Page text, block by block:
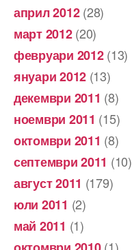
април 2012(28)
март 2012(20)
февруари 2012(13)
януари 2012 (13)
декември 2011 (8)
ноември 2011 (15)
октомври 2011 (8)
септември 2011 (10)
август 2011 (179)
юли 2011 (2)
май 2011 (1)